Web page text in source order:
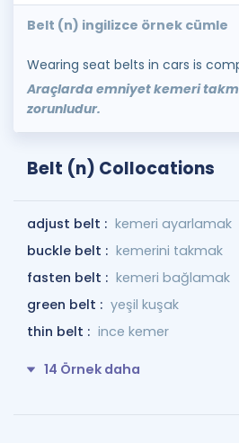
Belt (n) ingilizce örnek cümle
Wearing seat belts in cars is
Araçlarda emniyet kemeri
zorunludur.
Belt (n) Collocations
adjust belt : kemeri ayarlamak
buckle belt : kemerini takmak
fasten belt : kemeri bağlamak
green belt : yeşil kuşak
thin belt : ince kemer
14 Örnek daha